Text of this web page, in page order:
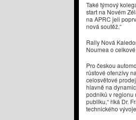
Také týmový
start na Novém
na APRC jeli
nová soutěž.“
Rally Nová
Noumea o
Pro českou
růstové ofenzívy
celosvětové
hlavně na
podniků v regionu
publiku,“ říká Dr.
technického